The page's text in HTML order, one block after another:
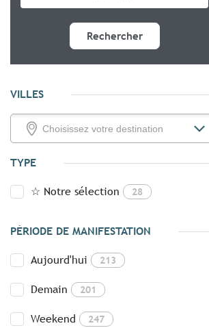
Rechercher
VILLES
TYPE
☆ Notre sélection 28
PÉRIODE DE MANIFESTATION
Aujourd'hui 213
Demain 201
Weekend 247